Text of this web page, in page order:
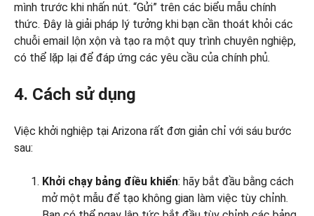
mình trước khi nhấn nút. “Gửi” trên các biểu mẫu chính
thức. Đây là giải pháp lý tưởng khi bạn cần thoát khỏi các
chuỗi email lộn xộn và tạo ra một quy trình chuyên nghiệp,
có thể lặp lại để đáp ứng các yêu cầu của chính phủ.
4. Cách sử dụng
Việc khởi nghiệp tại Arizona rất đơn giản chỉ với sáu bước
sau:
Khởi chạy bảng điều khiển: hãy bắt đầu bằng cách
mở một mẫu để tạo không gian làm việc tùy chỉnh.